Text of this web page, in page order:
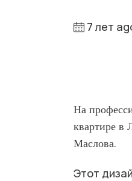
7 лет
На
квартире в
Маслова.
Этот